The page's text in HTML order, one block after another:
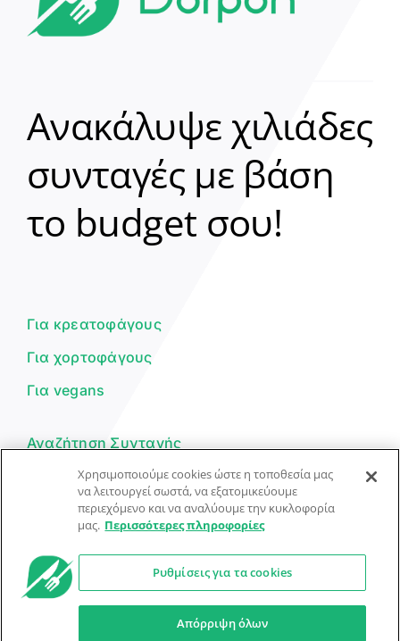
Ανακάλυψε χιλιάδες
συνταγές με βάση
το budget σου!
Για κρεατοφάγους
Για χορτοφάγους
Για vegans
Αναζήτηση Συνταγής
Υποβολή Συνταγής
Φόρμα Επικοινωνίας
© Dorpon • Μηχανή αναζήτησης για …καλοφαγάδες!
Ο βοηθός μπορεί να κάνει λάθη — ελέγξτε τις συνταγές.
Χρησιμοποιούμε cookies ώστε η τοποθεσία μας
να λειτουργεί σωστά, να εξατομικεύουμε
περιεχόμενο και να αναλύουμε την κυκλοφορία
μας. Περισσότερες πληροφορίες
Ρυθμίσεις για τα cookies
Απόρριψη όλων